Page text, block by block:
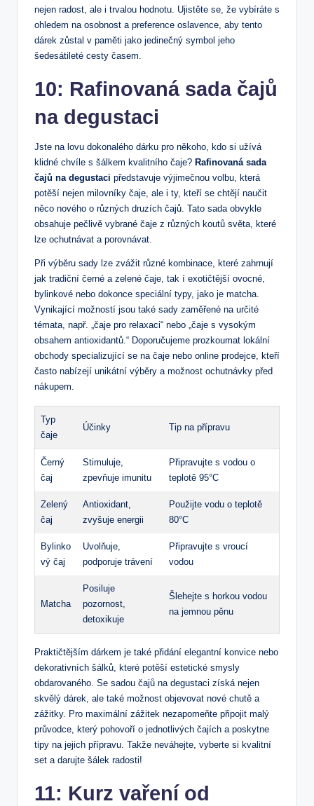
nejen radost, ale i trvalou hodnotu. Ujistěte se, že vybíráte s
ohledem na osobnost a preference oslavence, aby tento
dárek zůstal v paměti jako jedinečný symbol jeho
šedesátileté cesty časem.
10: Rafinovaná sada čajů
na degustaci
Jste na lovu dokonalého dárku pro někoho, kdo si užívá
klidné chvíle s šálkem kvalitního čaje? Rafinovaná sada
čajů na degustaci představuje výjimečnou volbu, která
potěší nejen milovníky čaje, ale i ty, kteří se chtějí naučit
něco nového o různých druzích čajů. Tato sada obvykle
obsahuje pečlivě vybrané čaje z různých koutů světa, které
lze ochutnávat a porovnávat.
Při výběru sady lze zvážit různé kombinace, které zahrnují
jak tradiční černé a zelené čaje, tak í exotičtější ovocné,
bylinkové nebo dokonce speciální typy, jako je matcha.
Vynikající možností jsou také sady zaměřené na určité
témata, např. „čaje pro relaxaci“ nebo „čaje s vysokým
obsahem antioxidantů.“ Doporučujeme prozkoumat lokální
obchody specializující se na čaje nebo online prodejce, kteří
často nabízejí unikátní výběry a možnost ochutnávky před
nákupem.
Typ
čaje
Účinky Tip na přípravu
Černý
čaj
Stimuluje,
zpevňuje imunitu
Připravujte s vodou o
teplotě 95°C
Zelený
čaj
Antioxidant,
zvyšuje energii
Použijte vodu o teplotě
80°C
Bylinko
vý čaj
Uvolňuje,
podporuje trávení
Připravujte s vroucí
vodou
Matcha
Posiluje
pozornost,
detoxikuje
Šlehejte s horkou vodou
na jemnou pěnu
Praktičtějším dárkem je také přidání elegantní konvice nebo
dekorativních šálků, které potěší estetické smysly
obdarovaného. Se sadou čajů na degustaci získá nejen
skvělý dárek, ale také možnost objevovat nové chutě a
zážitky. Pro maximální zážitek nezapomeňte připojit malý
průvodce, který pohovoří o jednotlivých čajích a poskytne
tipy na jejich přípravu. Takže neváhejte, vyberte si kvalitní
set a darujte šálek radosti!
11: Kurz vaření od